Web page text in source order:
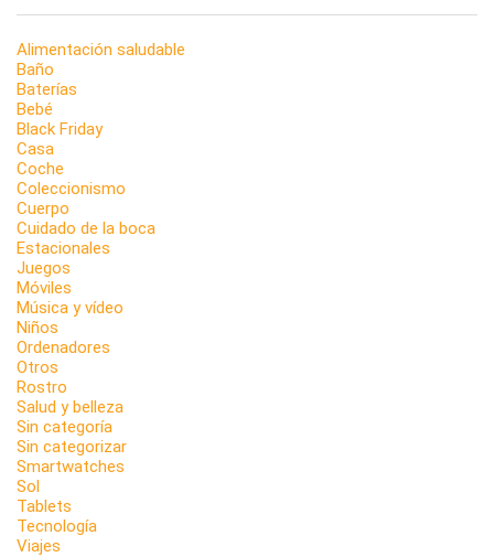
Alimentación saludable
Baño
Baterías
Bebé
Black Friday
Casa
Coche
Coleccionismo
Cuerpo
Cuidado de la boca
Estacionales
Juegos
Móviles
Música y vídeo
Niños
Ordenadores
Otros
Rostro
Salud y belleza
Sin categoría
Sin categorizar
Smartwatches
Sol
Tablets
Tecnología
Viajes